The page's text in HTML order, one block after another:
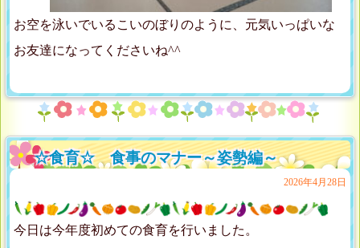
お空を泳いでいるこいのぼりのように、元気いっぱいな
お友達になってくださいね^^
☆食育☆ 食事のマナー～姿勢編～
2026年4月28日
今日は今年度初めての食育を行いました。